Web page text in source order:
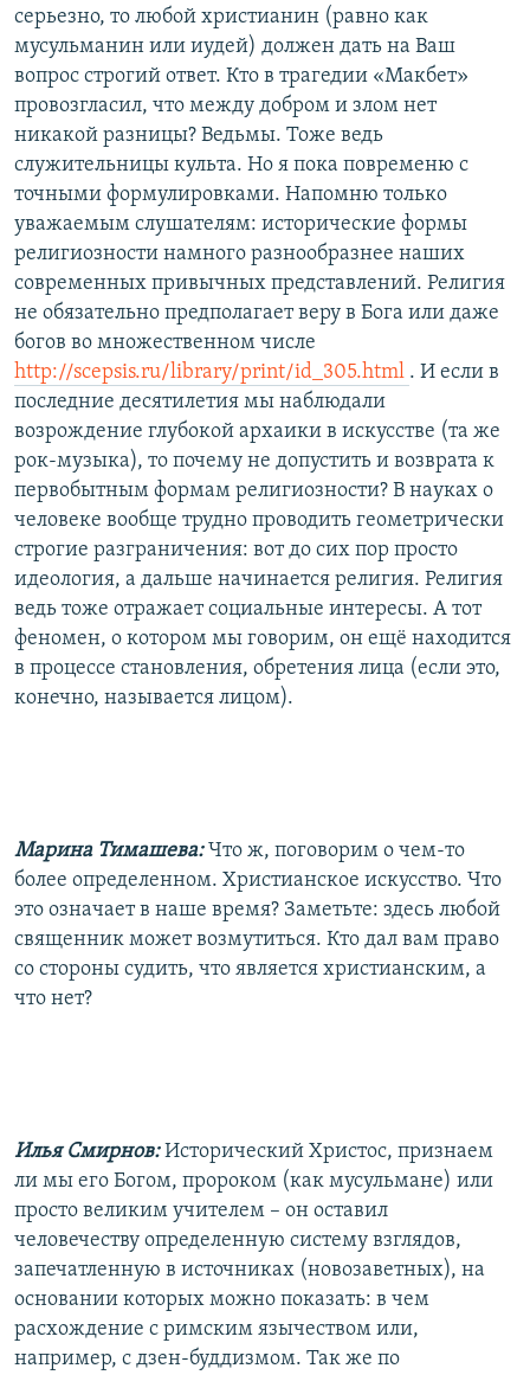
серьезно, то любой христианин (равно как
мусульманин или иудей) должен дать на Ваш
вопрос строгий ответ. Кто в трагедии «Макбет»
провозгласил, что между добром и злом нет
никакой разницы? Ведьмы. Тоже ведь
служительницы культа. Но я пока повременю с
точными формулировками. Напомню только
уважаемым слушателям: исторические формы
религиозности намного разнообразнее наших
современных привычных представлений. Религия
не обязательно предполагает веру в Бога или даже
богов во множественном числе
http://scepsis.ru/library/print/id_305.html . И если в
последние десятилетия мы наблюдали
возрождение глубокой архаики в искусстве (та же
рок-музыка), то почему не допустить и возврата к
первобытным формам религиозности? В науках о
человеке вообще трудно проводить геометрически
строгие разграничения: вот до сих пор просто
идеология, а дальше начинается религия. Религия
ведь тоже отражает социальные интересы. А тот
феномен, о котором мы говорим, он ещё находится
в процессе становления, обретения лица (если это,
конечно, называется лицом).
Марина Тимашева:Что ж, поговорим о чем-то
более определенном. Христианское искусство. Что
это означает в наше время? Заметьте: здесь любой
священник может возмутиться. Кто дал вам право
со стороны судить, что является христианским, а
что нет?
Илья Смирнов:Исторический Христос, признаем
ли мы его Богом, пророком (как мусульмане) или
просто великим учителем – он оставил
человечеству определенную систему взглядов,
запечатленную в источниках (новозаветных), на
основании которых можно показать: в чем
расхождение с римским язычеством или,
например, с дзен-буддизмом. Так же по